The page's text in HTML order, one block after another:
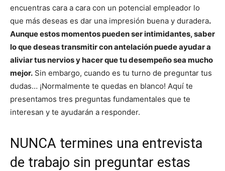
encuentras cara a cara con un potencial empleador lo
que más deseas es dar una impresión buena y duradera.
Aunque estos momentos pueden ser intimidantes, saber
lo que deseas transmitir con antelación puede ayudar a
aliviar tus nervios y hacer que tu desempeño sea mucho
mejor. Sin embargo, cuando es tu turno de preguntar tus
dudas… ¡Normalmente te quedas en blanco! Aquí te
presentamos tres preguntas fundamentales que te
interesan y te ayudarán a responder.
NUNCA termines una entrevista
de trabajo sin preguntar estas